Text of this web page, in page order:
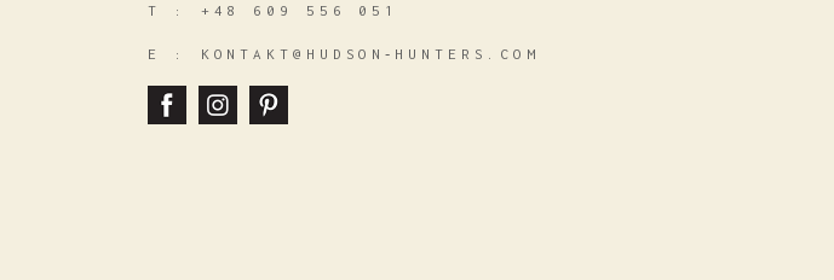
T : +48 609 556 051
E : KONTAKT@HUDSON‑HUNTERS.COM